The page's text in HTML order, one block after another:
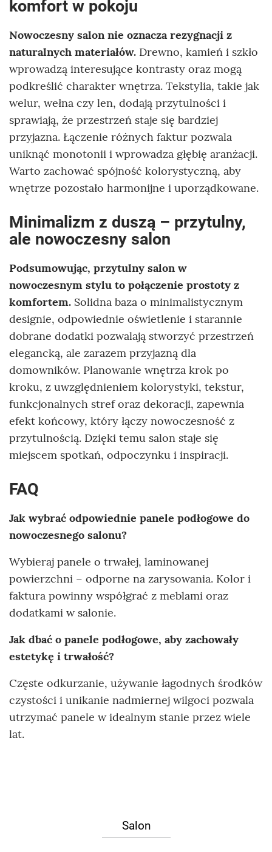
komfort w pokoju
Nowoczesny salon nie oznacza rezygnacji z
naturalnych materiałów. Drewno, kamień i szkło
wprowadzą interesujące kontrasty oraz mogą
podkreślić charakter wnętrza. Tekstylia, takie jak
welur, wełna czy len, dodają przytulności i
sprawiają, że przestrzeń staje się bardziej
przyjazna. Łączenie różnych faktur pozwala
uniknąć monotonii i wprowadza głębię aranżacji.
Warto zachować spójność kolorystyczną, aby
wnętrze pozostało harmonijne i uporządkowane.
Minimalizm z duszą – przytulny,
ale nowoczesny salon
Podsumowując, przytulny salon w
nowoczesnym stylu to połączenie prostoty z
komfortem. Solidna baza o minimalistycznym
designie, odpowiednie oświetlenie i starannie
dobrane dodatki pozwalają stworzyć przestrzeń
elegancką, ale zarazem przyjazną dla
domowników. Planowanie wnętrza krok po
kroku, z uwzględnieniem kolorystyki, tekstur,
funkcjonalnych stref oraz dekoracji, zapewnia
efekt końcowy, który łączy nowoczesność z
przytulnością. Dzięki temu salon staje się
miejscem spotkań, odpoczynku i inspiracji.
FAQ
Jak wybrać odpowiednie panele podłogowe do
nowoczesnego salonu?
Wybieraj panele o trwałej, laminowanej
powierzchni – odporne na zarysowania. Kolor i
faktura powinny współgrać z meblami oraz
dodatkami w salonie.
Jak dbać o panele podłogowe, aby zachowały
estetykę i trwałość?
Częste odkurzanie, używanie łagodnych środków
czystości i unikanie nadmiernej wilgoci pozwala
utrzymać panele w idealnym stanie przez wiele
lat.
Salon